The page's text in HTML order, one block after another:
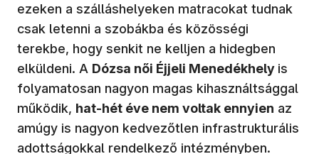
ezeken a szálláshelyeken matracokat tudnak
csak letenni a szobákba és közösségi
terekbe, hogy senkit ne kelljen a hidegben
elküldeni. A Dózsa női Éjjeli Menedékhely is
folyamatosan nagyon magas kihasználtsággal
működik, hat-hét éve nem voltak ennyien az
amúgy is nagyon kedvezőtlen infrastrukturális
adottságokkal rendelkező intézményben.